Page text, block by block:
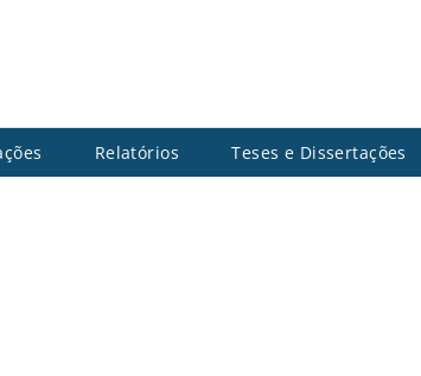
Relatórios Teses e Dissertações